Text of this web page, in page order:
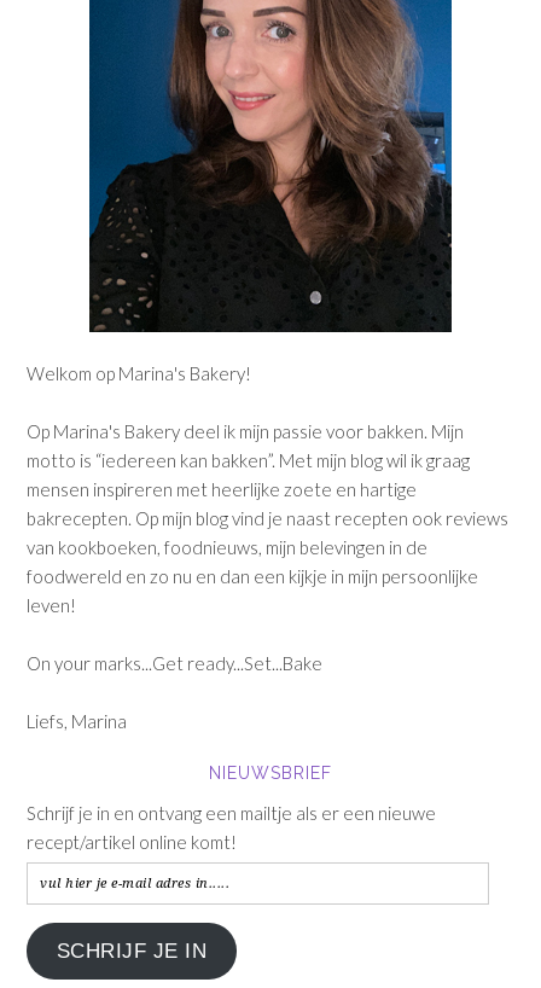
Welkom op Marina's Bakery!
Op Marina's Bakery deel ik mijn passie voor bakken. Mijn
motto is “iedereen kan bakken”. Met mijn blog wil ik graag
mensen inspireren met heerlijke zoete en hartige
bakrecepten. Op mijn blog vind je naast recepten ook reviews
van kookboeken, foodnieuws, mijn belevingen in de
foodwereld en zo nu en dan een kijkje in mijn persoonlijke
leven!
On your marks...Get ready...Set...Bake
Liefs, Marina
NIEUWSBRIEF
Schrijf je in en ontvang een mailtje als er een nieuwe
recept/artikel online komt!
vul
hier
je
e-
SCHRIJF JE IN